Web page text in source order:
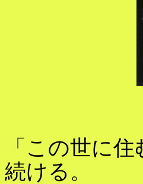
「この世に
続ける。